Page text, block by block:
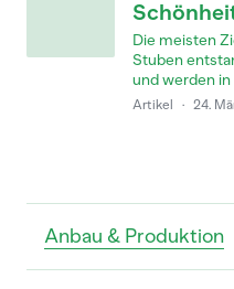
Anbau & Produktion
Die meisten
Stuben
und werden in
Artikel · 24.